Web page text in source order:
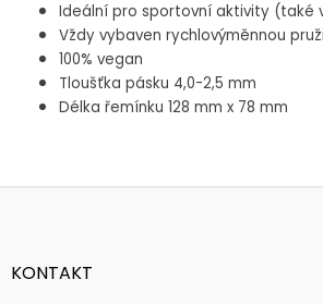
Ideální pro sportovní aktivity (také
Vždy vybaven rychlovýměnnou
100% vegan
Tloušťka pásku 4,0-2,5 mm
Délka řemínku 128 mm x 78 mm
Z
aKONTAKT